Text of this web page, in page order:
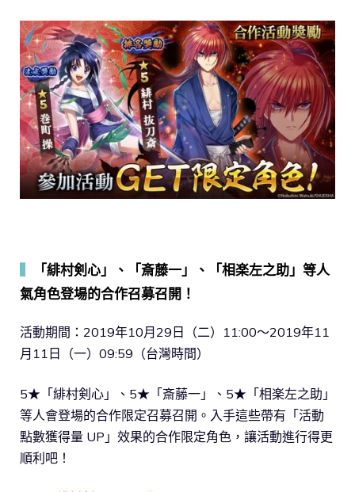
「緋村剣心」、「斎藤一」、「相楽左之助」等人
氣角色登場的合作召募召開！
活動期間：2019年10月29日（二）11:00～2019年11
月11日（一）09:59（台灣時間）
5★「緋村剣心」、5★「斎藤一」、5★「相楽左之助」
等人會登場的合作限定召募召開。入手這些帶有「活動
點數獲得量 UP」效果的合作限定角色，讓活動進行得更
順利吧！